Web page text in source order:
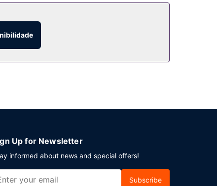
as 10:30.
Up for Newsletter
informed about news and special offers!
Subscribe